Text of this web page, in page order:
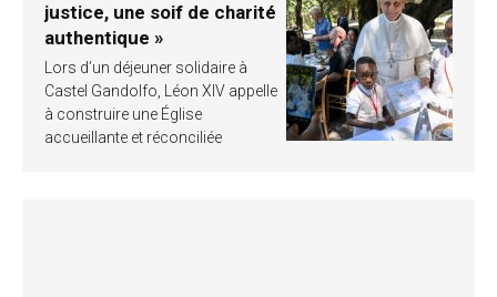
justice, une soif de charité
authentique »
Lors d’un déjeuner solidaire à
Castel Gandolfo, Léon XIV appelle
à construire une Église
accueillante et réconciliée